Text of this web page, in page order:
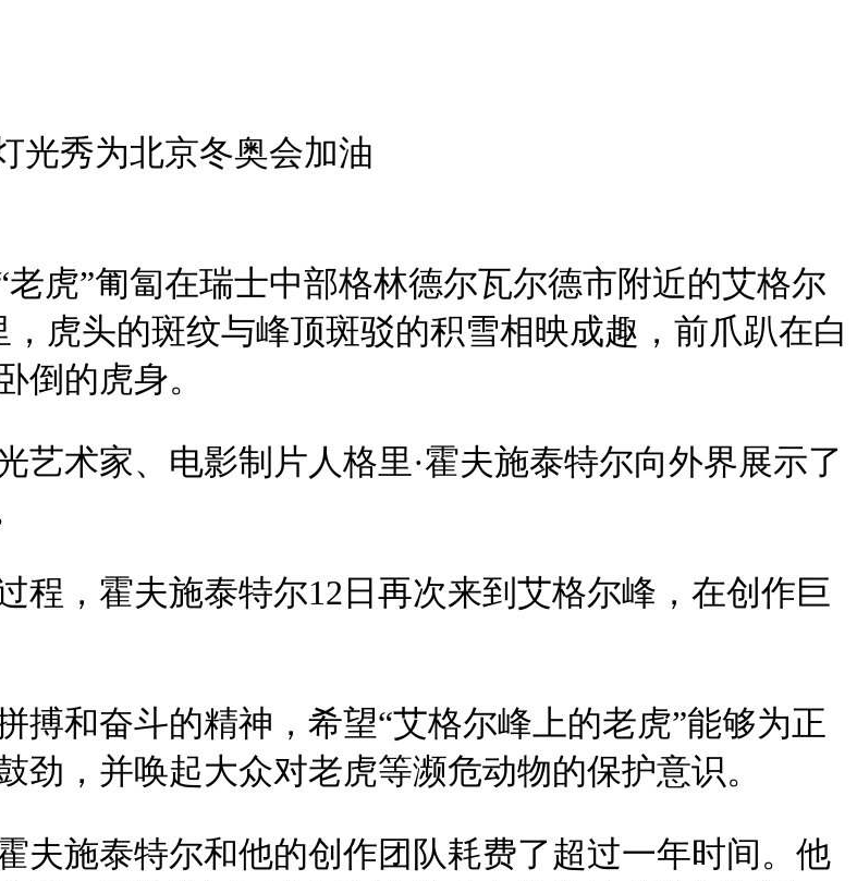
光秀为北京冬奥会加油
虎”匍匐在瑞士中部格林德尔瓦尔德市附近的艾格尔
虎头的斑纹与峰顶斑驳的积雪相映成趣，前爪趴在白
倒的虎身。
艺术家、电影制片人格里·霍夫施泰特尔向外界展示了
程，霍夫施泰特尔12日再次来到艾格尔峰，在创作巨
搏和奋斗的精神，希望“艾格尔峰上的老虎”能够为正
，并唤起大众对老虎等濒危动物的保护意识。
夫施泰特尔和他的创作团队耗费了超过一年时间。他